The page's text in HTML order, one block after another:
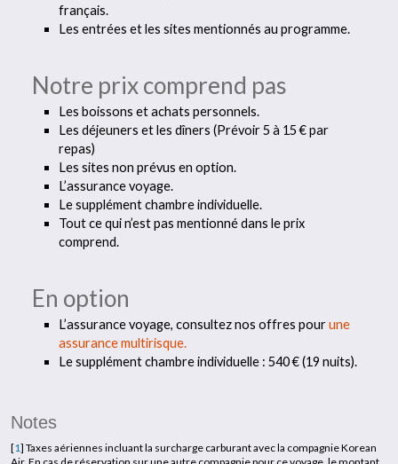
français.
Les entrées et les sites mentionnés au programme.
Notre prix comprend pas
Les boissons et achats personnels.
Les déjeuners et les dîners (Prévoir 5 à 15 € par
repas)
Les sites non prévus en option.
L’assurance voyage.
Le supplément chambre individuelle.
Tout ce qui n’est pas mentionné dans le prix
comprend.
En option
L’assurance voyage, consultez nos offres pourune
assurance multirisque.
Le supplément chambre individuelle : 540 € (19 nuits).
Notes
[1]Taxes aériennes incluant la surcharge carburant avec la compagnie Korean